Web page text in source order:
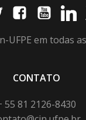
UFPE em todas
CONTATO
55 81 2126-8430